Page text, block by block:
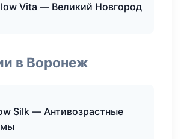
Vita — Великий Новгород
в Воронеж
Silk — Антивозрастные